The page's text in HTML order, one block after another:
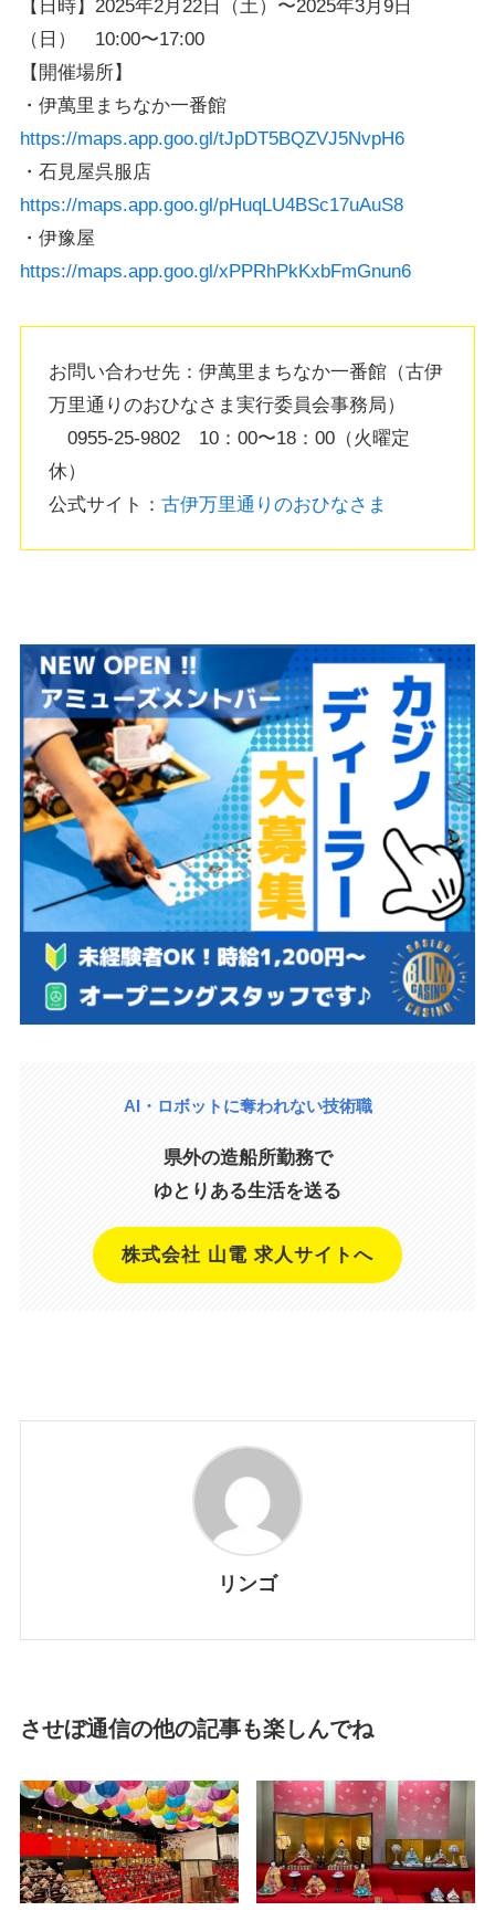
【日時】2025年2月22日（土）〜2025年3月9日
（日） 10:00〜17:00
【開催場所】
・伊萬里まちなか一番館
https://maps.app.goo.gl/tJpDT5BQZVJ5NvpH6
・石見屋呉服店
https://maps.app.goo.gl/pHuqLU4BSc17uAuS8
・伊豫屋
https://maps.app.goo.gl/xPPRhPkKxbFmGnun6
お問い合わせ先：伊萬里まちなか一番館（古伊
万里通りのおひなさま実行委員会事務局）
0955-25-9802 10：00〜18：00（火曜定
休）
公式サイト：古伊万里通りのおひなさま
AI・ロボットに奪われない技術職
県外の造船所勤務で
ゆとりある生活を送る
株式会社 山電 求人サイトへ
リンゴ
させぼ通信の他の記事も楽しんでね